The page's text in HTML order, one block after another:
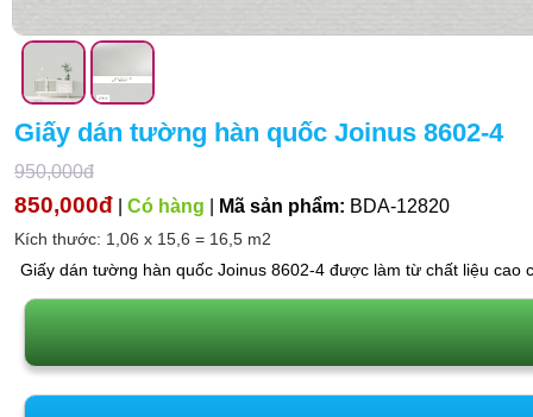
Giấy dán tường hàn quốc Joinus 8602-4
950,000đ
850,000đ Có hàng Mã sản phẩm: BDA-12820
Kích thước: 1,06 x 15,6 = 16,5 m2
Giấy dán tường hàn quốc Joinus 8602-4 được làm từ chất liệu cao